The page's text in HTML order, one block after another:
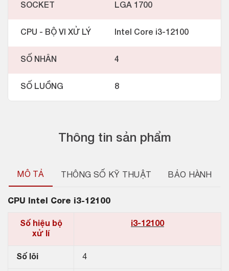
Thông tin sản phẩm
MÔ TẢ THÔNG SỐ KỸ THUẬT BẢO HÀNH
CPU Intel Core i3-12100
Số hiệu bộ
xử lí
i3-12100
Số lõi 4
SOCKET LGA 1700
CPU - BỘ VI XỬ LÝ Intel Core i3-12100
SỐ NHÂN 4
SỐ LUỒNG 8